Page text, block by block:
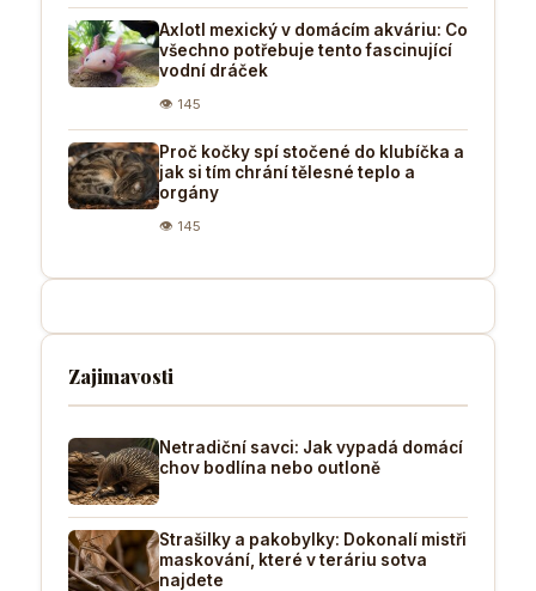
Axlotl mexický v domácím akváriu: Co
všechno potřebuje tento fascinující
vodní dráček
👁 145
Proč kočky spí stočené do klubíčka a
jak si tím chrání tělesné teplo a
orgány
👁 145
Zajimavosti
Netradiční savci: Jak vypadá domácí
chov bodlína nebo outloně
Strašilky a pakobylky: Dokonalí mistři
maskování, které v teráriu sotva
najdete